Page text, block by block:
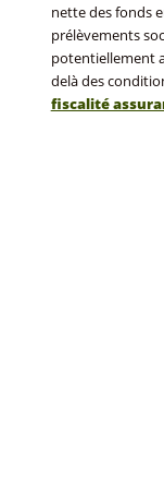
nette des fonds
prélèvements
potentiellement
delà des
fiscalité